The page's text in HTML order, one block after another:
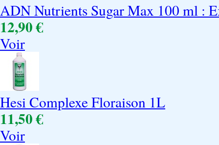
ADN Nutrients Sugar Max 100 ml :
12,90 €
Voir
Hesi Complexe Floraison 1L
11,50 €
Voir